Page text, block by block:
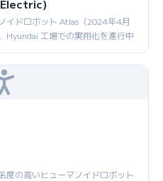
イドロボット Atlas（2024年4月
Hyundai 工場での実用化を進行中
度の高いヒューマノイドロボット